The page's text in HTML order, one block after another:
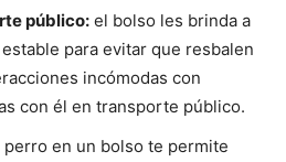
público: el bolso les brinda a
para evitar que resbalen
incómodas con
con él en transporte público.
en un bolso te permite